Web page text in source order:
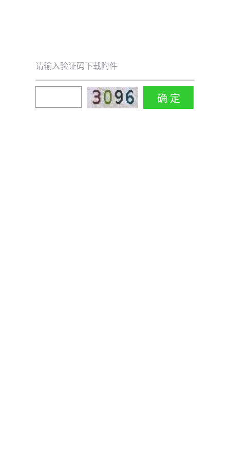
请输入验证码下载附件